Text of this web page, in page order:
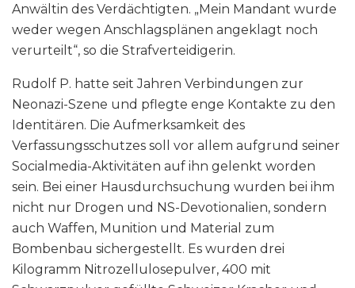
Anwältin des Verdächtigten. „Mein Mandant wurde
weder wegen Anschlagsplänen angeklagt noch
verurteilt“, so die Strafverteidigerin.
Rudolf P. hatte seit Jahren Verbindungen zur
Neonazi-Szene und pflegte enge Kontakte zu den
Identitären. Die Aufmerksamkeit des
Verfassungsschutzes soll vor allem aufgrund seiner
Socialmedia-Aktivitäten auf ihn gelenkt worden
sein. Bei einer Hausdurchsuchung wurden bei ihm
nicht nur Drogen und NS-Devotionalien, sondern
auch Waffen, Munition und Material zum
Bombenbau sichergestellt. Es wurden drei
Kilogramm Nitrozellulosepulver, 400 mit